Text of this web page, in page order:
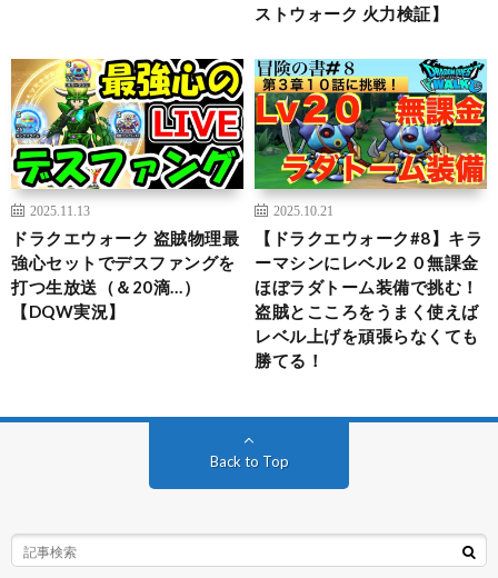
ストウォーク 火力検証】
2025.11.13
ドラクエウォーク 盗賊物理最
強心セットでデスファングを
打つ生放送（＆20滴…）
【DQW実況】
2025.10.21
【ドラクエウォーク#8】キラ
ーマシンにレベル２０無課金
ほぼラダトーム装備で挑む！
盗賊とこころをうまく使えば
レベル上げを頑張らなくても
勝てる！
Back to Top